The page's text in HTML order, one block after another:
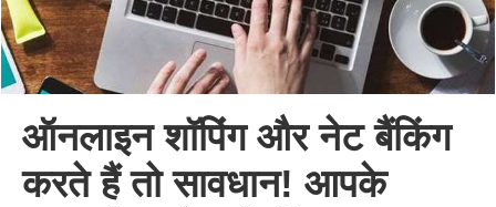
ऑनलाइन शॉपिंग और नेट बैंकिंग
करते हैं तो सावधान! आपके